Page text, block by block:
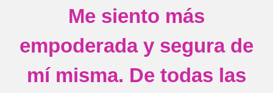
Me siento más
empoderada y segura de
mí misma. De todas las